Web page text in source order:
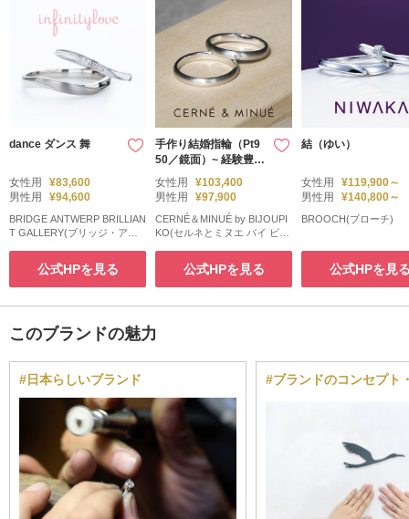
dance ダンス 舞
女性用
¥83,600
男性用
¥94,600
BRIDGE ANTWERP BRILLIAN
T GALLERY(ブリッジ・アン
公式HPを見る
手作り結婚指輪（Pt9
50／鏡面）~ 経験豊富
な職人がマンツーマン
でサポート ~
女性用
¥103,400
男性用
¥97,900
CERNÉ＆MINUÉ by BIJOUPI
KO(セルネとミヌエ バイ ビジ
公式HPを見る
結（ゆい）
女性用
¥119,900～
男性用
¥140,800～
BROOCH(ブローチ)
公式HPを見
このブランドの魅力
#日本らしいブランド #ブランドのコンセプト